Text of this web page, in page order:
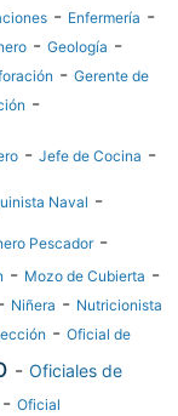
- Enfermería -
- Geología -
- Gerente de
-
- Jefe de Cocina -
Naval -
Pescador-
- Mozo de Cubierta -
Niñera - Nutricionista
- Oficial de
- Oficiales de
- Oficial